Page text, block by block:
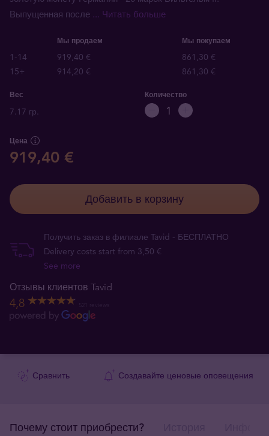
Выпущенная после ... Читать больше
Мы продаем Мы покупаем
1-14 919,40 €
861,30 €
15+
914,20 € 861,30 €
Вес
7.17 гр.
Количество
Цена
919,40 €
Добавить в корзину
Получить заказ в филиале Tavid - БЕСПЛАТНО
Delivery costs start from 3,50 €
See more
Отзывы клиентов Tavid
4,8
Сравнить Создавайте ценовые оповещения
Почему стоит приобрести?